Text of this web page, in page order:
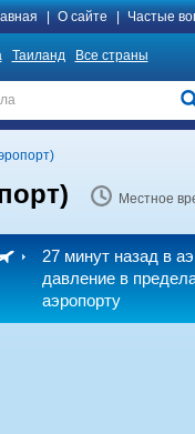
О сайте Частые
Таиланд Все страны
Местное
27 минут назад в
давление в
аэропорту